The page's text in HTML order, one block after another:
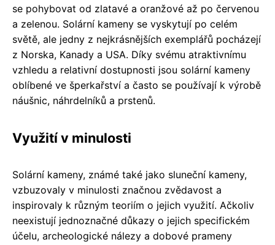
se pohybovat od zlatavé a oranžové až po červenou
a zelenou. Solární kameny se vyskytují po celém
světě, ale jedny z nejkrásnějších exemplářů pocházejí
z Norska, Kanady a USA. Díky svému atraktivnímu
vzhledu a relativní dostupnosti jsou solární kameny
oblíbené ve šperkařství a často se používají k výrobě
náušnic, náhrdelníků a prstenů.
Využití v minulosti
Solární kameny, známé také jako sluneční kameny,
vzbuzovaly v minulosti značnou zvědavost a
inspirovaly k různým teoriím o jejich využití. Ačkoliv
neexistují jednoznačné důkazy o jejich specifickém
účelu, archeologické nálezy a dobové prameny